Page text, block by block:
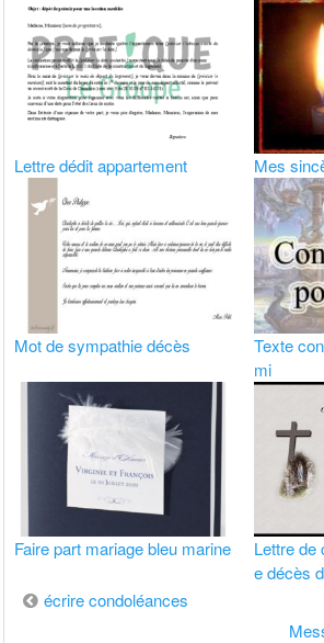
Lettre dédit appartement Mes
Mot de sympathie décès
Texte
mi
Faire part mariage bleu marine
Lettre de
e décès
Navigation
écrire condoléances